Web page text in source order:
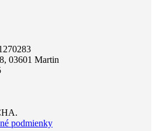
03601 Martin
podmienky